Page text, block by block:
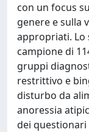
con un focus
genere e sulla
appropriati. Lo
campione di
gruppi
restrittivo e
disturbo da
anoressia
dei questionari